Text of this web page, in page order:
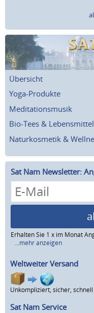
Übersicht
Yoga-Produkte
Meditationsmusik
Bio-Tees & Lebensmittel
Naturkosmetik &
Sat Nam Newsletter:
Erhalten Sie 1 x im Monat
...mehr anzeigen
Weltweiter Versand
Unkompliziert, sicher, schnell
Sat Nam Service